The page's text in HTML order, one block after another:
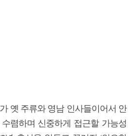
옛 주류와 영남 인사들이어서 안
렴하며 신중하게 접근할 가능성